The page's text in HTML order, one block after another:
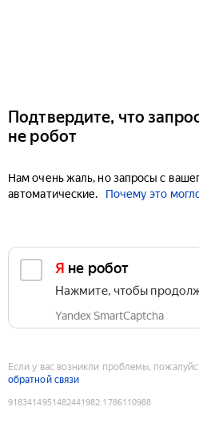
Подтвердите, что
не робот
Нам очень жаль, но запросы с
автоматические.
Почему это
Я не робот
Нажмите, чтобы
Yandex SmartCaptcha
Если у вас возникли проблемы,
обратной связи
9183414951482441982:1786110988